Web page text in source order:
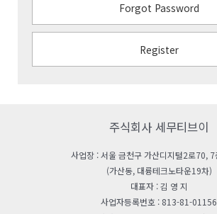
Forgot Password
Register
주식회사 세무티브이
사업장 : 서울 금천구 가산디지털2로70,
(가산동, 대륭테크노타운19차)
대표자 : 김 영 지
사업자등록번호 : 813-81-01156